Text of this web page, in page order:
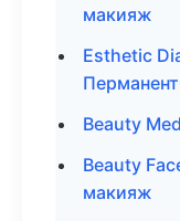
макияж
Esthetic
Beauty
Beauty
макияж